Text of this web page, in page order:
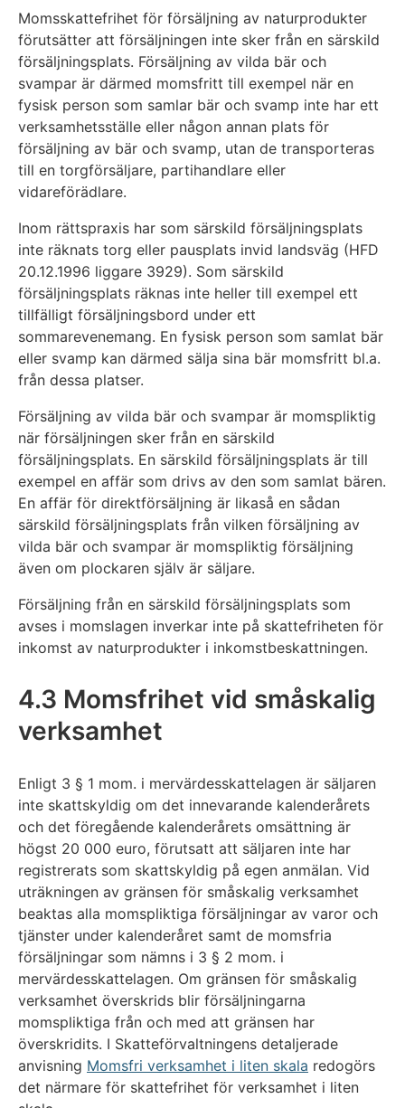
Momsskattefrihet för försäljning av naturprodukter
förutsätter att försäljningen inte sker från en särskild
försäljningsplats. Försäljning av vilda bär och
svampar är därmed momsfritt till exempel när en
fysisk person som samlar bär och svamp inte har ett
verksamhetsställe eller någon annan plats för
försäljning av bär och svamp, utan de transporteras
till en torgförsäljare, partihandlare eller
vidareförädlare.
Inom rättspraxis har som särskild försäljningsplats
inte räknats torg eller pausplats invid landsväg (HFD
20.12.1996 liggare 3929). Som särskild
försäljningsplats räknas inte heller till exempel ett
tillfälligt försäljningsbord under ett
sommarevenemang. En fysisk person som samlat bär
eller svamp kan därmed sälja sina bär momsfritt bl.a.
från dessa platser.
Försäljning av vilda bär och svampar är momspliktig
när försäljningen sker från en särskild
försäljningsplats. En särskild försäljningsplats är till
exempel en affär som drivs av den som samlat bären.
En affär för direktförsäljning är likaså en sådan
särskild försäljningsplats från vilken försäljning av
vilda bär och svampar är momspliktig försäljning
även om plockaren själv är säljare.
Försäljning från en särskild försäljningsplats som
avses i momslagen inverkar inte på skattefriheten för
inkomst av naturprodukter i inkomstbeskattningen.
4.3 Momsfrihet vid småskalig
verksamhet
Enligt 3 § 1 mom. i mervärdesskattelagen är säljaren
inte skattskyldig om det innevarande kalenderårets
och det föregående kalenderårets omsättning är
högst 20 000 euro, förutsatt att säljaren inte har
registrerats som skattskyldig på egen anmälan. Vid
uträkningen av gränsen för småskalig verksamhet
beaktas alla momspliktiga försäljningar av varor och
tjänster under kalenderåret samt de momsfria
försäljningar som nämns i 3 § 2 mom. i
mervärdesskattelagen. Om gränsen för småskalig
verksamhet överskrids blir försäljningarna
momspliktiga från och med att gränsen har
överskridits. I Skatteförvaltningens detaljerade
anvisning Momsfri verksamhet i liten skala redogörs
det närmare för skattefrihet för verksamhet i liten